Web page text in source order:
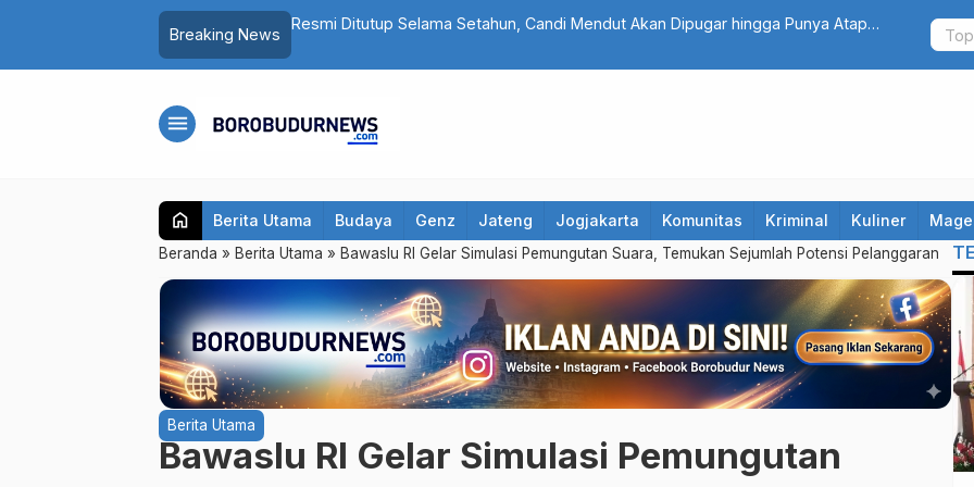
Breaking News
Fantastis! Program Belonjo Warung Tonggo Raup Rp203 Juta, Bupati Magelang
Alasannya
menu
home Berita Utama Budaya Genz Jateng Jogjakarta Komunitas Kriminal Kuliner
Beranda » Berita Utama » Bawaslu RI Gelar Simulasi Pemungutan Suara, Temukan Sejumlah Potensi Pelanggaran
Berita Utama
Bawaslu RI Gelar Simulasi Pemungutan